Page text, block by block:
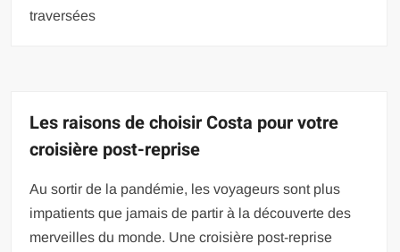
traversées
Les raisons de choisir Costa pour votre
croisière post-reprise
Au sortir de la pandémie, les voyageurs sont plus
impatients que jamais de partir à la découverte des
merveilles du monde. Une croisière post-reprise